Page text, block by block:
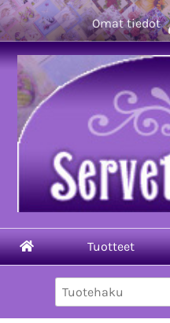
Omat tiedot
Tuotteet